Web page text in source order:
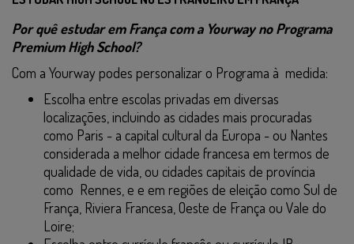
Por quê estudar em França com a Yourway no Programa
Premium High School?
Com a Yourway podes personalizar o Programa à medida:
Escolha entre escolas privadas em diversas
localizações, incluindo as cidades mais procuradas
como Paris - a capital cultural da Europa - ou Nantes
considerada a melhor cidade francesa em termos de
qualidade de vida, ou cidades capitais de província
como Rennes, e e em regiões de eleição como Sul de
França, Riviera Francesa, Oeste de França ou Vale do
Loire;